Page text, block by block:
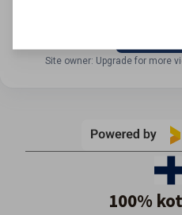
Site owner: Upgrade for more
100%